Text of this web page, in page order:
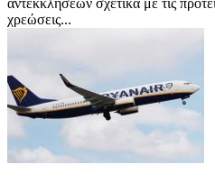
αντεκκλήσεων σχετικά με τις
χρεώσεις...